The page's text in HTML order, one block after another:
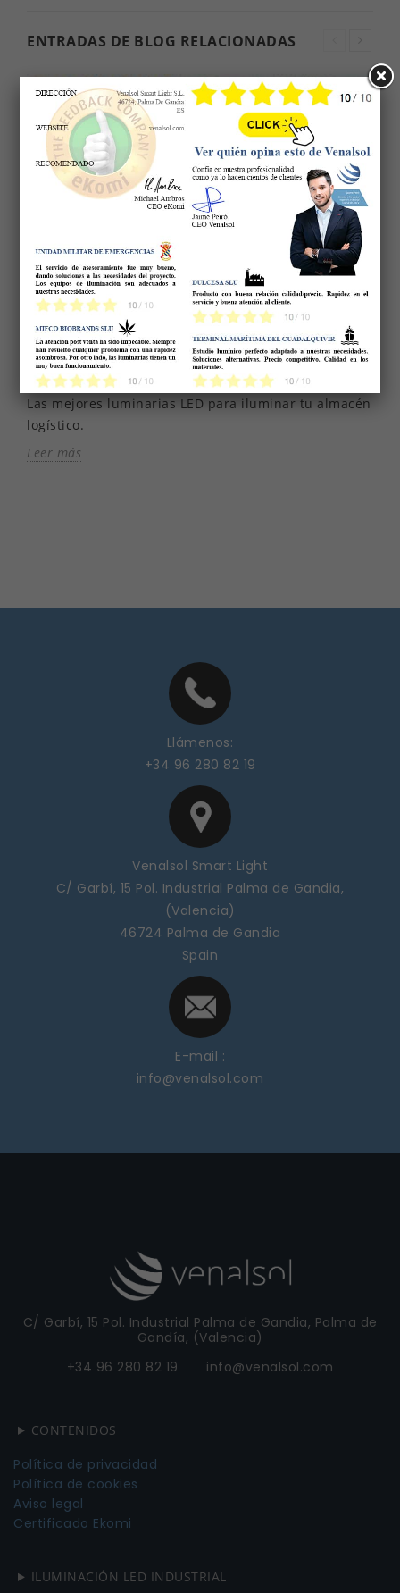
ENTRADAS DE BLOG RELACIONADAS
ILUMINACIÓN LED PARA ALMACENES
LOGÍSTICOS
6312visitas 51 Gustó
3
Las mejores luminarias LED para iluminar tu almacén
logístico.
Leer más
Llámenos:
+34 96 280 82 19
Venalsol Smart Light
C/ Garbí, 15 Pol. Industrial Palma de Gandia,
(Valencia)
46724 Palma de Gandia
Spain
E-mail :
info@venalsol.com
C/ Garbí, 15 Pol. Industrial Palma de Gandia, Palma de
Gandía, (Valencia)
+34 96 280 82 19 info@venalsol.com
CONTENIDOS
Política de privacidad
Política de cookies
Aviso legal
Certificado Ekomi
ILUMINACIÓN LED INDUSTRIAL